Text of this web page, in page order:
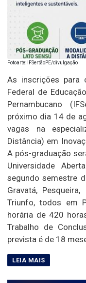
Fotoarte: IFSertãoPE/divulgação
As inscrições para
Federal de
Pernambucano
próximo dia 14 de
vagas na
Distância) em
A pós-graduação
Universidade
segundo semestre
Gravatá,
Triunfo, todos em
horária de 420
Trabalho de
prevista é de 18